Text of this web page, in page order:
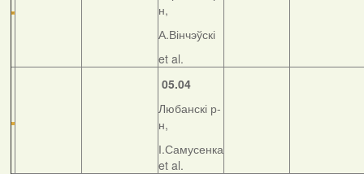
н,
А.Вінчэўскі
et al.
05.04
Любанскі р-
н,
І.Самусенка
et al.